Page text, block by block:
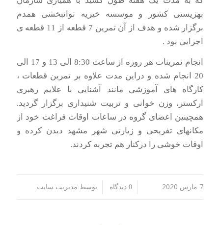
بهزیستی کشور و موسسه خیریه توانبخشی همدم
برگزار شده و هدف از آن تمرین 7 قطعه از 11 قطعه ی
اجرایی بود .
انجام تمرینات هر روزه از ساعت 8:30 الی 13 و 17 الی
20 انجام شده و دراین مدت علاوه بر تمرین قطعات ،
کارگاه های آموزشی مانند آشنایی با علایم رهبری
ارکستر، وزن خوانی و تربیت شنیداری برگزار گردید.
همچینین اعضای گروه در ساعات اوقات فراغت خود از
مکانهای تفریحی و زیارتی شهر مشهد دیدن کرده و
اوقات خوشی را درکنار هم تجربه کردند.
7 مارس 2020 / 0 دیدگاه توسط مدیریت سایت